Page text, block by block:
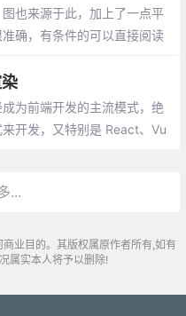
也来源于此，加上了一点平
确，有条件的可以直接阅读
为前端开发的主流模式，绝
开发，又特别是 React、Vu
...
业目的。其版权属原作者所有,如有
属实本人将予以删除!